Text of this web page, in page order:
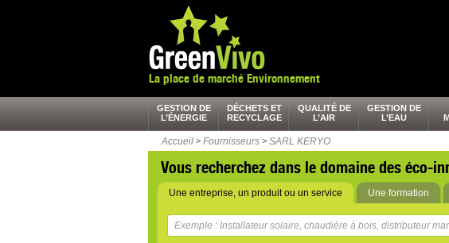
La place de marché Environnement
GESTION DE
L’ÉNERGIE
DÉCHETS ET
RECYCLAGE
QUALITÉ DE
L’AIR
GESTION DE
L’EAU
Accueil > Fournisseurs > SARL KERYO
Vous recherchez dans le domaine des éco-
Une entreprise, un produit ou un service Une formation